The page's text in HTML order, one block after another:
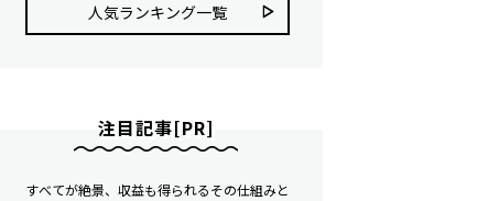
人気ランキング⼀覧
注目記事[PR]
すべてが絶景、収益も得られるその仕組みと